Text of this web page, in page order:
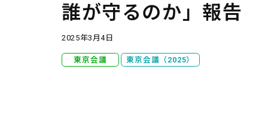
誰が守るのか」報告
2025年3月4日
東京会議 東京会議（2025）